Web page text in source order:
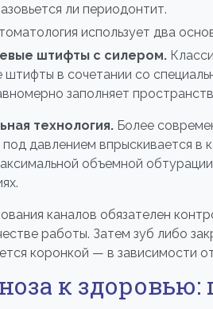
ли периодонтит.
использует два
штифты с силером.
штифты в сочетании со
заполняет
технология. Более
под давлением впрыскивается в
объемной
каналов обязателен
работы. Затем зуб либо
коронкой — в зависимости
к